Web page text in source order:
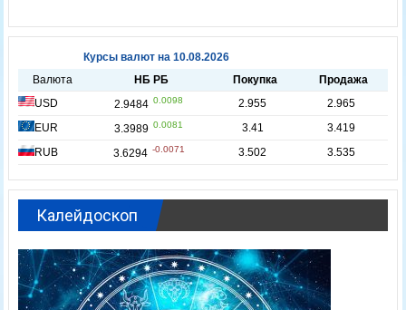
Калейдоскоп